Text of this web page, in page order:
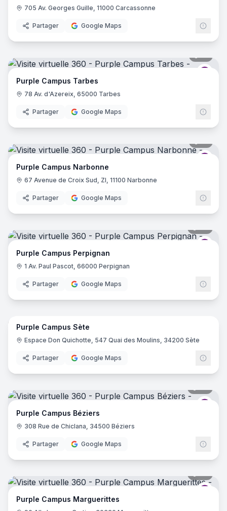
705 Av. Georges Guille, 11000 Carcassonne
Partager Google Maps
Purple Campus Tarbes
78 Av. d'Azereix, 65000 Tarbes
Partager Google Maps
Purple Campus Narbonne
67 Avenue de Croix Sud, ZI, 11100 Narbonne
Partager Google Maps
Purple Campus Perpignan
1 Av. Paul Pascot, 66000 Perpignan
Partager Google Maps
18
Purple Campus Sète
Espace Don Quichotte, 547 Quai des Moulins, 34200 Sète
Partager Google Maps
Purple Campus Béziers
308 Rue de Chiclana, 34500 Béziers
Partager Google Maps
Purple Campus Marguerittes